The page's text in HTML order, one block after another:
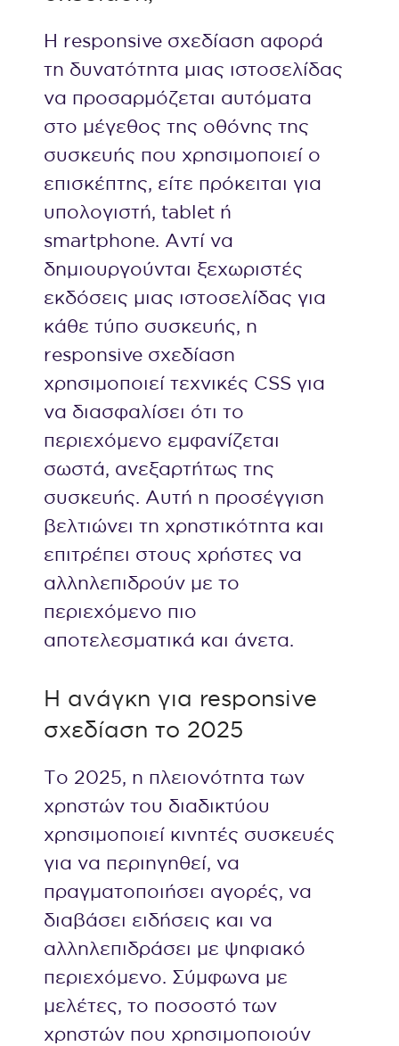
Η responsive σχεδίαση αφορά
τη δυνατότητα μιας ιστοσελίδας
να προσαρμόζεται αυτόματα
στο μέγεθος της οθόνης της
συσκευής που χρησιμοποιεί ο
επισκέπτης, είτε πρόκειται για
υπολογιστή, tablet ή
smartphone. Αντί να
δημιουργούνται ξεχωριστές
εκδόσεις μιας ιστοσελίδας για
κάθε τύπο συσκευής, η
responsive σχεδίαση
χρησιμοποιεί τεχνικές CSS για
να διασφαλίσει ότι το
περιεχόμενο εμφανίζεται
σωστά, ανεξαρτήτως της
συσκευής. Αυτή η προσέγγιση
βελτιώνει τη χρηστικότητα και
επιτρέπει στους χρήστες να
αλληλεπιδρούν με το
περιεχόμενο πιο
αποτελεσματικά και άνετα.
Η ανάγκη για responsive
σχεδίαση το 2025
Το 2025, η πλειονότητα των
χρηστών του διαδικτύου
χρησιμοποιεί κινητές συσκευές
για να περιηγηθεί, να
πραγματοποιήσει αγορές, να
διαβάσει ειδήσεις και να
αλληλεπιδράσει με ψηφιακό
περιεχόμενο. Σύμφωνα με
μελέτες, το ποσοστό των
χρηστών που χρησιμοποιούν